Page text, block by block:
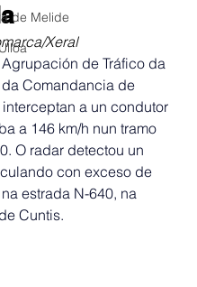
de Melide
Xeral
de Tráfico da
Comandancia de
a un condutor
a 146 km/h nun tramo
O radar detectou un
con exceso de
estrada N-640, na
Cuntis.